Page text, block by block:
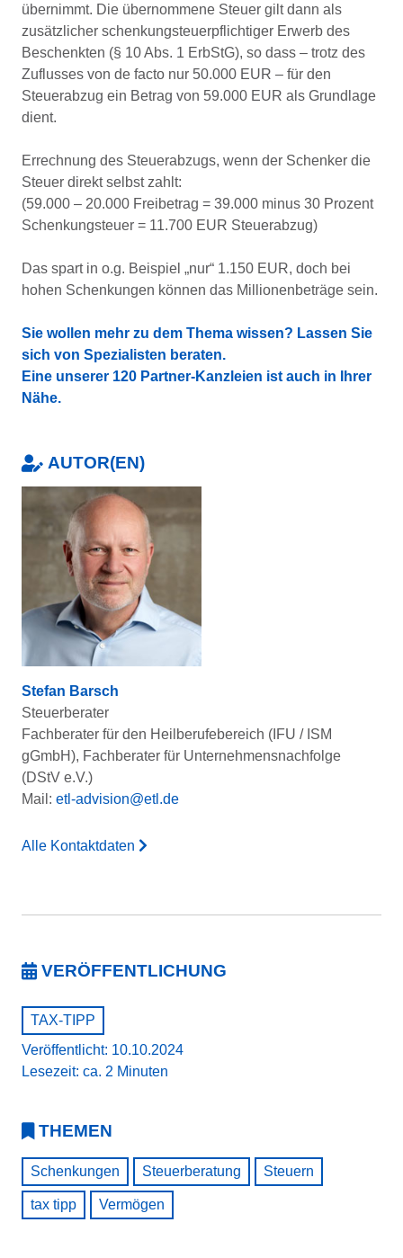
übernimmt. Die übernommene Steuer gilt dann als
zusätzlicher schenkungsteuerpflichtiger Erwerb des
Beschenkten (§ 10 Abs. 1 ErbStG), so dass – trotz des
Zuflusses von de facto nur 50.000 EUR – für den
Steuerabzug ein Betrag von 59.000 EUR als Grundlage
dient.
Errechnung des Steuerabzugs, wenn der Schenker die
Steuer direkt selbst zahlt:
(59.000 – 20.000 Freibetrag = 39.000 minus 30 Prozent
Schenkungsteuer = 11.700 EUR Steuerabzug)
Das spart in o.g. Beispiel „nur“ 1.150 EUR, doch bei
hohen Schenkungen können das Millionenbeträge sein.
Sie wollen mehr zu dem Thema wissen? Lassen Sie
sich von Spezialisten beraten.
Eine unserer 120 Partner-Kanzleien ist auch in Ihrer
Nähe.
AUTOR(EN)
Stefan Barsch
Steuerberater
Fachberater für den Heilberufebereich (IFU / ISM
gGmbH), Fachberater für Unternehmensnachfolge
(DStV e.V.)
Mail: etl-advision@etl.de
Alle Kontaktdaten
VERÖFFENTLICHUNG
TAX-TIPP
Veröffentlicht: 10.10.2024
Lesezeit: ca. 2 Minuten
THEMEN
Schenkungen Steuerberatung Steuern
tax tipp Vermögen